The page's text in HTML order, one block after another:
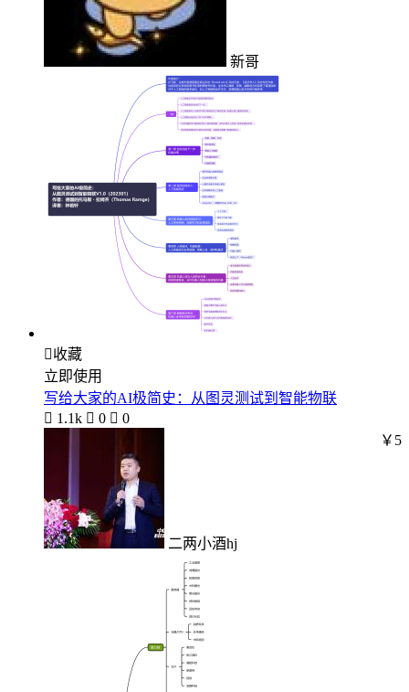
新哥
收藏
立即使用
写给大家的AI极简史：从图灵测试到智能物联
 1.1k  0  0
二两小酒hj
￥5